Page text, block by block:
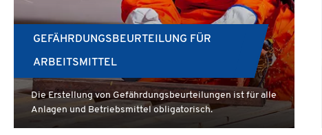
GEFÄHRDUNGSBEURTEILUNG FÜR
ARBEITSMITTEL
Die Erstellung von Gefährdungsbeurteilungen ist für alle
Anlagen und Betriebsmittel obligatorisch.